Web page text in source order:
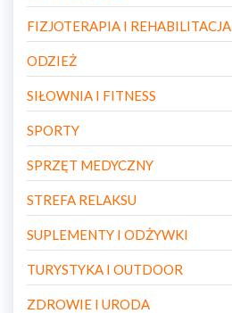
FIZJOTERAPIA I REHABILITACJA
ODZIEŻ
SIŁOWNIA I FITNESS
SPORTY
SPRZĘT MEDYCZNY
STREFA RELAKSU
SUPLEMENTY I ODŻYWKI
TURYSTYKA I OUTDOOR
ZDROWIE I URODA